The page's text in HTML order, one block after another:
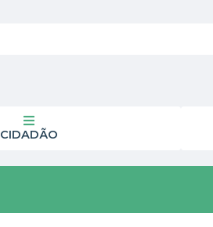
CIDADÃO